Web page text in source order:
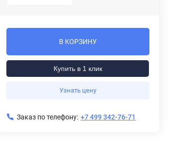
В КОРЗИНУ
Купить в 1 клик
Узнать цену
Заказ по телефону: +7 499 342-76-71